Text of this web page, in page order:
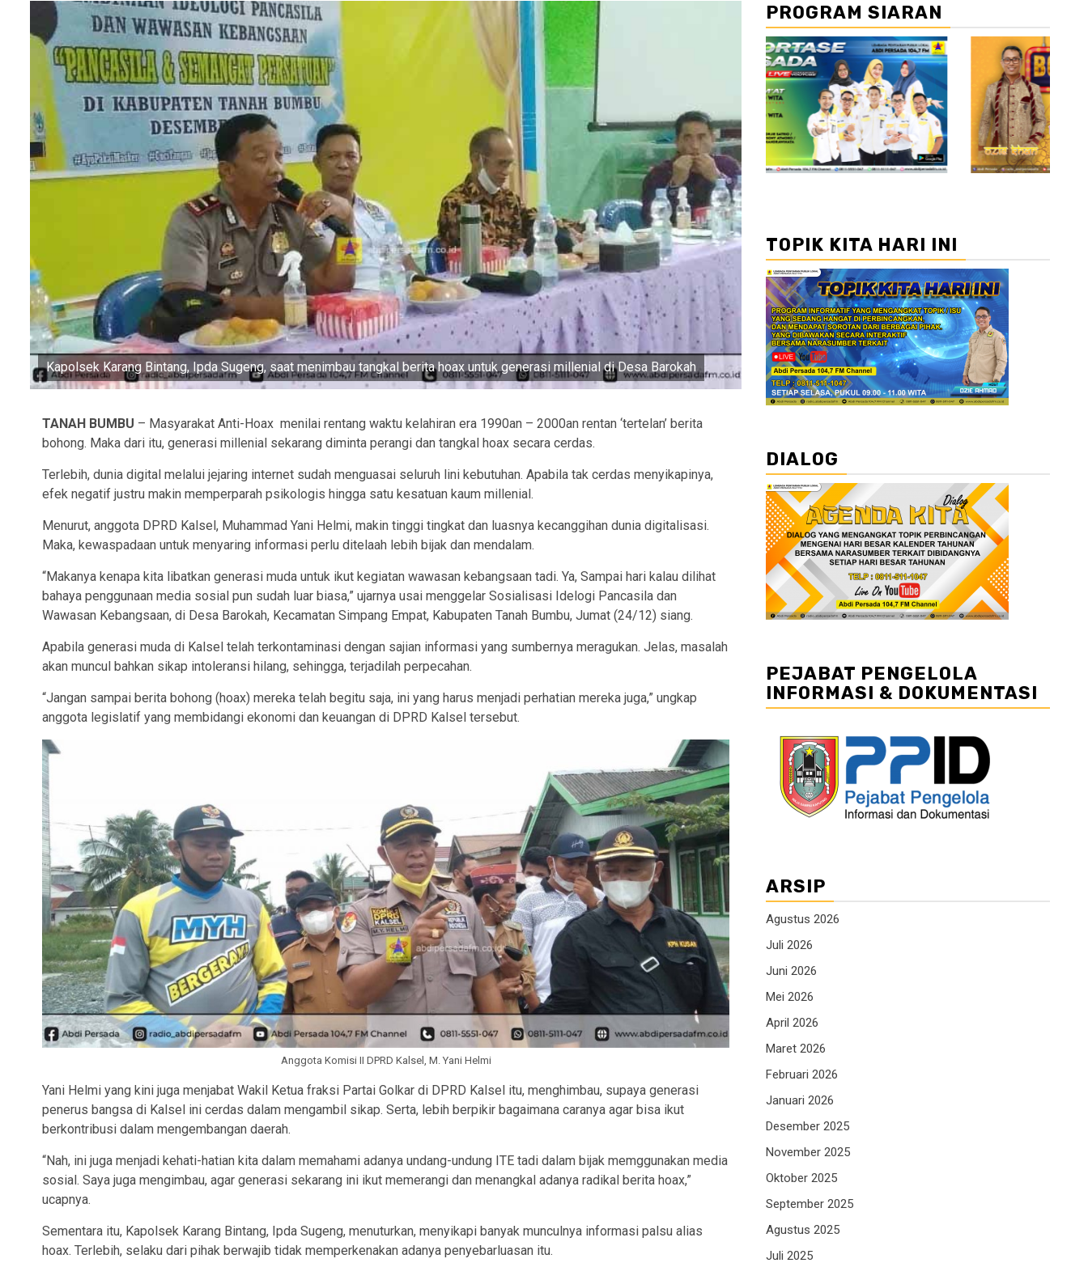
Kapolsek Karang Bintang, Ipda Sugeng, saat menimbau tangkal berita hoax untuk generasi millenial di Desa Barokah
TANAH BUMBU – Masyarakat Anti-Hoax menilai rentang waktu kelahiran era 1990an – 2000an rentan ‘tertelan’ berita
bohong. Maka dari itu, generasi millenial sekarang diminta perangi dan tangkal hoax secara cerdas.
Terlebih, dunia digital melalui jejaring internet sudah menguasai seluruh lini kebutuhan. Apabila tak cerdas menyikapinya,
efek negatif justru makin memperparah psikologis hingga satu kesatuan kaum millenial.
Menurut, anggota DPRD Kalsel, Muhammad Yani Helmi, makin tinggi tingkat dan luasnya kecanggihan dunia digitalisasi.
Maka, kewaspadaan untuk menyaring informasi perlu ditelaah lebih bijak dan mendalam.
“Makanya kenapa kita libatkan generasi muda untuk ikut kegiatan wawasan kebangsaan tadi. Ya, Sampai hari kalau dilihat
bahaya penggunaan media sosial pun sudah luar biasa,” ujarnya usai menggelar Sosialisasi Idelogi Pancasila dan
Wawasan Kebangsaan, di Desa Barokah, Kecamatan Simpang Empat, Kabupaten Tanah Bumbu, Jumat (24/12) siang.
Apabila generasi muda di Kalsel telah terkontaminasi dengan sajian informasi yang sumbernya meragukan. Jelas, masalah
akan muncul bahkan sikap intoleransi hilang, sehingga, terjadilah perpecahan.
“Jangan sampai berita bohong (hoax) mereka telah begitu saja, ini yang harus menjadi perhatian mereka juga,” ungkap
anggota legislatif yang membidangi ekonomi dan keuangan di DPRD Kalsel tersebut.
Anggota Komisi II DPRD Kalsel, M. Yani Helmi
Yani Helmi yang kini juga menjabat Wakil Ketua fraksi Partai Golkar di DPRD Kalsel itu, menghimbau, supaya generasi
penerus bangsa di Kalsel ini cerdas dalam mengambil sikap. Serta, lebih berpikir bagaimana caranya agar bisa ikut
berkontribusi dalam mengembangan daerah.
“Nah, ini juga menjadi kehati-hatian kita dalam memahami adanya undang-undung ITE tadi dalam bijak memggunakan media
sosial. Saya juga mengimbau, agar generasi sekarang ini ikut memerangi dan menangkal adanya radikal berita hoax,”
ucapnya.
Sementara itu, Kapolsek Karang Bintang, Ipda Sugeng, menuturkan, menyikapi banyak munculnya informasi palsu alias
hoax. Terlebih, selaku dari pihak berwajib tidak memperkenakan adanya penyebarluasan itu.
PROGRAM SIARAN
//2
TOPIK KITA HARI INI
DIALOG
PEJABAT PENGELOLA
INFORMASI & DOKUMENTASI
ARSIP
Agustus 2026
Juli 2026
Juni 2026
Mei 2026
April 2026
Maret 2026
Februari 2026
Januari 2026
Desember 2025
November 2025
Oktober 2025
September 2025
Agustus 2025
Juli 2025